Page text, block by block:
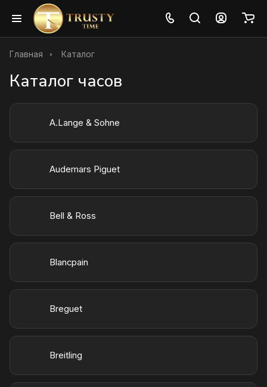
Главная Каталог
Каталог часов
A.Lange & Sohne
Audemars Piguet
Bell & Ross
Blancpain
Breguet
Breitling